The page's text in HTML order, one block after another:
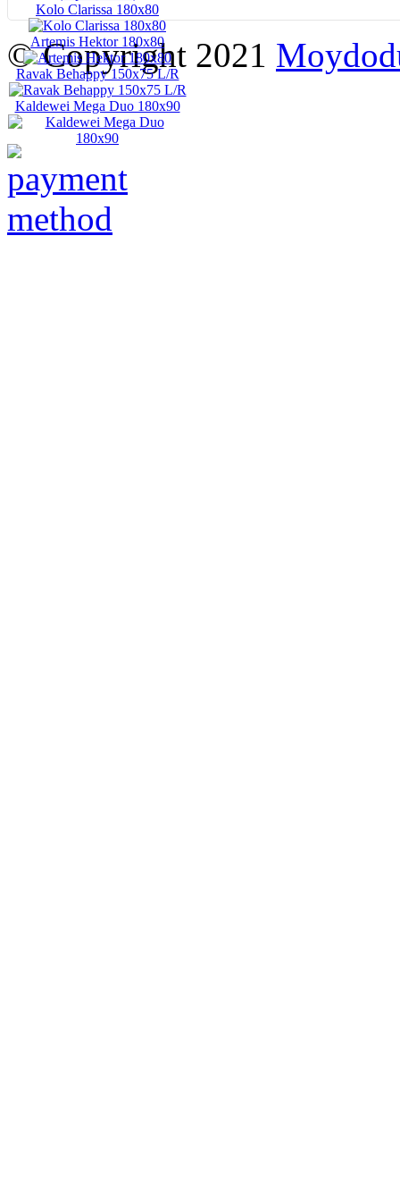
Kolo Clarissa 180x80
Artemis Hektor 180x80
Ravak Behappy 150x75 L/R
Kaldewei Mega Duo 180x90
© Copyright 2021